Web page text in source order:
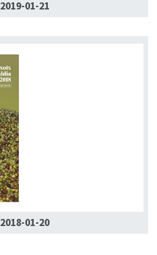
2019-01-21
2018-01-20